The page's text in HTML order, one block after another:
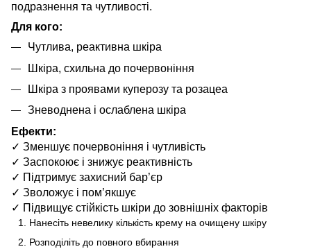
подразнення та чутливості.
Для кого:
Чутлива, реактивна шкіра
Шкіра, схильна до почервоніння
Шкіра з проявами куперозу та розацеа
Зневоднена і ослаблена шкіра
Ефекти:
✓ Зменшує почервоніння і чутливість
✓ Заспокоює і знижує реактивність
✓ Підтримує захисний бар’єр
✓ Зволожує і пом’якшує
✓ Підвищує стійкість шкіри до зовнішніх факторів
Нанесіть невелику кількість крему на очищену шкіру
Розподіліть до повного вбирання